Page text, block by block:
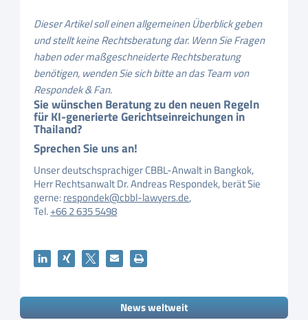
Dieser Artikel soll einen allgemeinen Überblick geben
und stellt keine Rechtsberatung dar. Wenn Sie Fragen
haben oder maßgeschneiderte Rechtsberatung
benötigen, wenden Sie sich bitte an das Team von
Respondek & Fan.
Sie wünschen Beratung zu den neuen Regeln
für KI-generierte Gerichtseinreichungen in
Thailand?
Sprechen Sie uns an!
Unser deutschsprachiger CBBL-Anwalt in Bangkok,
Herr Rechtsanwalt Dr. Andreas Respondek, berät Sie
gerne:respondek@cbbl-lawyers.de,
Tel.+66 2 635 5498
News weltweit